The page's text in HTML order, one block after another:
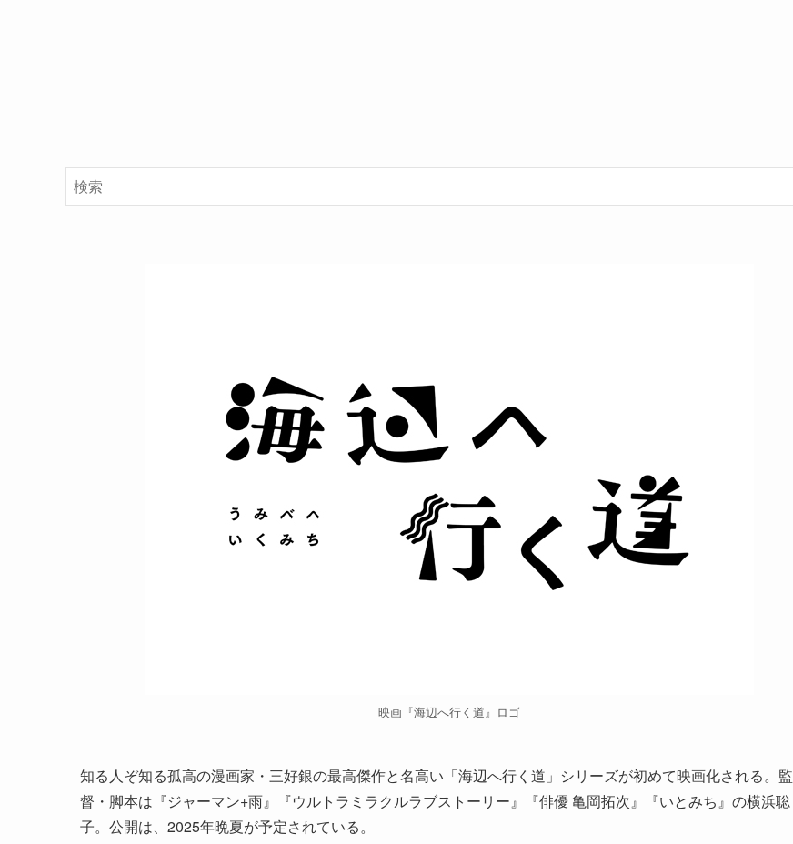
映画『海辺へ行く道』ロゴ
知る人ぞ知る孤高の漫画家・三好銀の最高傑作と名高い「海辺へ行く道」シリーズが初めて映画化される。監
督・脚本は『ジャーマン+雨』『ウルトラミラクルラブストーリー』『俳優 亀岡拓次』『いとみち』の横浜聡
子。公開は、2025年晩夏が予定されている。